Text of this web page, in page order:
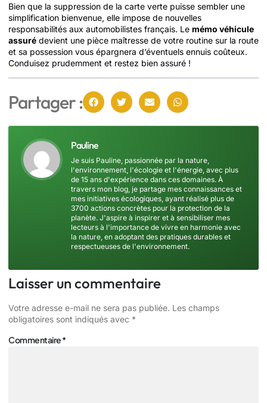
Bien que la suppression de la carte verte puisse sembler une
simplification bienvenue, elle impose de nouvelles
responsabilités aux automobilistes français. Le mémo véhicule
assuré devient une pièce maîtresse de votre routine sur la route
et sa possession vous épargnera d’éventuels ennuis coûteux.
Conduisez prudemment et restez bien assuré !
Partager :
Pauline
Je suis Pauline, passionnée par la nature,
l'environnement, l'écologie et l'énergie, avec plus
de 15 ans d'expérience dans ces domaines. À
travers mon blog, je partage mes connaissances et
mes initiatives écologiques, ayant réalisé plus de
3700 actions concrètes pour la protection de la
planète. J'aspire à inspirer et à sensibiliser mes
lecteurs à l'importance de vivre en harmonie avec
la nature, en adoptant des pratiques durables et
respectueuses de l'environnement.
Laisser un commentaire
Votre adresse e-mail ne sera pas publiée. Les champs
obligatoires sont indiqués avec *
Commentaire*